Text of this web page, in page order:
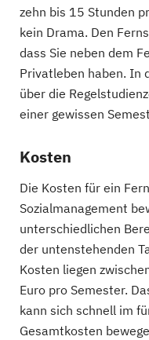
zehn bis 15 Stunden
kein Drama. Den
dass Sie neben dem
Privatleben haben. In
über die
einer gewissen
Kosten
Die Kosten für ein
Sozialmanagement
unterschiedlichen
der untenstehenden
Kosten liegen
Euro pro Semester.
kann sich schnell im
Gesamtkosten